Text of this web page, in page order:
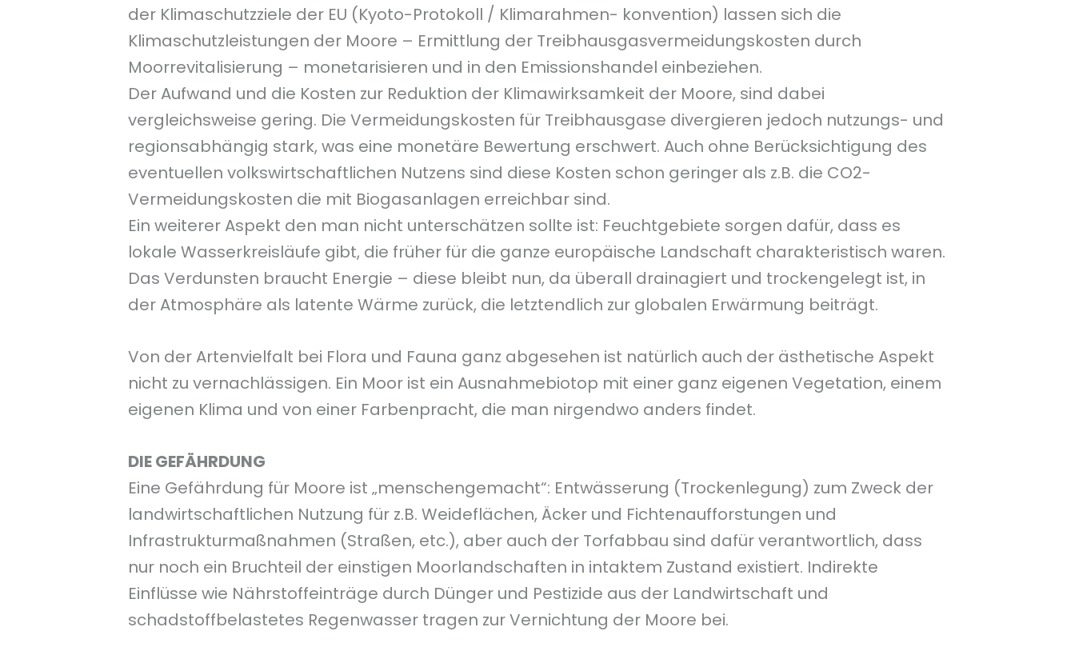
der Klimaschutzziele der EU (Kyoto-Protokoll / Klimarahmen- konvention) lassen sich die
Klimaschutzleistungen der Moore – Ermittlung der Treibhausgasvermeidungskosten durch
Moorrevitalisierung – monetarisieren und in den Emissionshandel einbeziehen.
Der Aufwand und die Kosten zur Reduktion der Klimawirksamkeit der Moore, sind dabei
vergleichsweise gering. Die Vermeidungskosten für Treibhausgase divergieren jedoch nutzungs- und
regionsabhängig stark, was eine monetäre Bewertung erschwert. Auch ohne Berücksichtigung des
eventuellen volkswirtschaftlichen Nutzens sind diese Kosten schon geringer als z.B. die CO2-
Vermeidungskosten die mit Biogasanlagen erreichbar sind.
Ein weiterer Aspekt den man nicht unterschätzen sollte ist: Feuchtgebiete sorgen dafür, dass es
lokale Wasserkreisläufe gibt, die früher für die ganze europäische Landschaft charakteristisch waren.
Das Verdunsten braucht Energie – diese bleibt nun, da überall drainagiert und trockengelegt ist, in
der Atmosphäre als latente Wärme zurück, die letztendlich zur globalen Erwärmung beiträgt.
Von der Artenvielfalt bei Flora und Fauna ganz abgesehen ist natürlich auch der ästhetische Aspekt
nicht zu vernachlässigen. Ein Moor ist ein Ausnahmebiotop mit einer ganz eigenen Vegetation, einem
eigenen Klima und von einer Farbenpracht, die man nirgendwo anders findet.
DIE GEFÄHRDUNG
Eine Gefährdung für Moore ist „menschengemacht“: Entwässerung (Trockenlegung) zum Zweck der
landwirtschaftlichen Nutzung für z.B. Weideflächen, Äcker und Fichtenaufforstungen und
Infrastrukturmaßnahmen (Straßen, etc.), aber auch der Torfabbau sind dafür verantwortlich, dass
nur noch ein Bruchteil der einstigen Moorlandschaften in intaktem Zustand existiert. Indirekte
Einflüsse wie Nährstoffeinträge durch Dünger und Pestizide aus der Landwirtschaft und
schadstoffbelastetes Regenwasser tragen zur Vernichtung der Moore bei.